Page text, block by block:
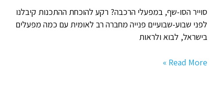
סוייר הסו-שף, במפעלי הרכבה? רקע להוכחת ההתכנות קיבלנו
לפני שבוע-שבועיים פנייה מחברה רב לאומית עם כמה מפעלים
בישראל, לבוא ולראות
Read More »